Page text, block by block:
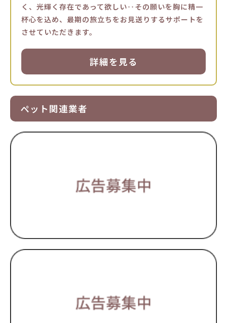
く、光輝く存在であって欲しい‥その願いを胸に精一
杯心を込め、最期の旅立ちをお見送りするサポートを
させていただきます。
詳細を見る
ペット関連業者